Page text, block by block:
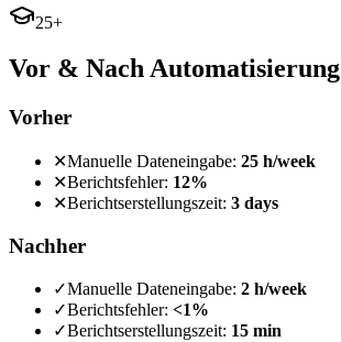
25+
Vor & Nach Automatisierung
Vorher
✕Manuelle Dateneingabe: 25 h/week
✕Berichtsfehler: 12%
✕Berichtserstellungszeit: 3 days
Nachher
✓Manuelle Dateneingabe: 2 h/week
✓Berichtsfehler: <1%
✓Berichtserstellungszeit: 15 min